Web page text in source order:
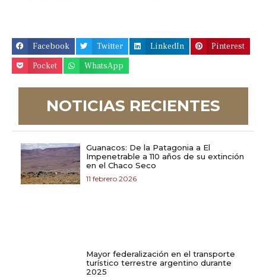
Facebook Twitter LinkedIn
Pinterest
Pocket
WhatsApp
NOTICIAS RECIENTES
Guanacos: De la Patagonia a El
Impenetrable a 110 años de su extinción
en el Chaco Seco
11 febrero 2026
Mayor federalización en el transporte
turístico terrestre argentino durante
2025